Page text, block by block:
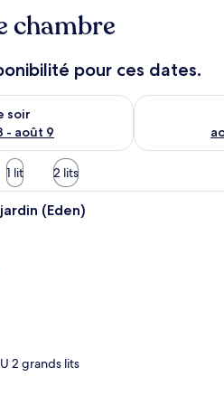
chambre
pour ces dates.
soir
- août 9
pour ce soir août 8 - août 9
Vérifier la
1 lit 2 lits
Un espace piscine doté de
(Eden)
2 grands lits